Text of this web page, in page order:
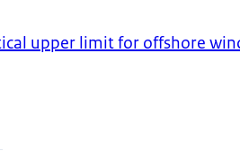
upper limit for offshore